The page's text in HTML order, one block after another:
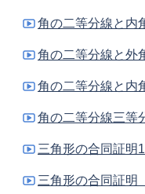
C
角の二等分線と内
角の二等分線と外
角の二等分線と内
角の二等分線三等
三角形の合同証明1
三角形の合同証